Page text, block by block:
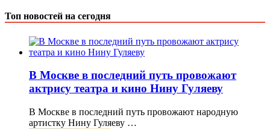
Топ новостей на сегодня
В Москве в последний путь провожают
актрису театра и кино Нину Гуляеву
В Москве в последний путь провожают народную
артистку Нину Гуляеву …